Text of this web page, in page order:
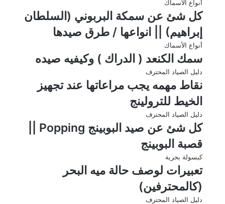
أنواع الأسماك
كل شئ عن سمكة البربوني (السلطان
إبراهيم) || انواعها / طرق صيدها
أنواع الأسماك
سمك الكنعد ( الدراك ) وكيفيه صيده
دليل الصياد المحترف
نقاط مهمه يجب مراعاتها عند تجهيز
الخيط للترولينج
دليل الصياد المحترف
قصبة البوبينج
كبسولة بحرية
تعبيرات لوصف حالة ميه البحر
(كالمحترفين)
دليل الصياد المحترف